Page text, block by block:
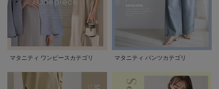
マタニティ ワンピースカテゴリ マタニティ パンツカテゴリ